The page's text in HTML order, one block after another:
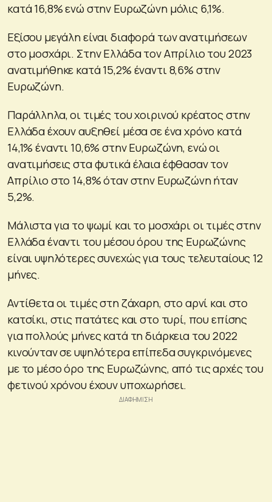
κατά 16,8% ενώ στην Ευρωζώνη μόλις 6,1%.
Εξίσου μεγάλη είναι διαφορά των ανατιμήσεων
στο μοσχάρι. Στην Ελλάδα τον Απρίλιο του 2023
ανατιμήθηκε κατά 15,2% έναντι 8,6% στην
Ευρωζώνη.
Παράλληλα, οι τιμές του χοιρινού κρέατος στην
Ελλάδα έχουν αυξηθεί μέσα σε ένα χρόνο κατά
14,1% έναντι 10,6% στην Ευρωζώνη, ενώ οι
ανατιμήσεις στα φυτικά έλαια έφθασαν τον
Απρίλιο στο 14,8% όταν στην Ευρωζώνη ήταν
5,2%.
Μάλιστα για το ψωμί και το μοσχάρι οι τιμές στην
Ελλάδα έναντι του μέσου όρου της Ευρωζώνης
είναι υψηλότερες συνεχώς για τους τελευταίους 12
μήνες.
Αντίθετα οι τιμές στη ζάχαρη, στο αρνί και στο
κατσίκι, στις πατάτες και στο τυρί, που επίσης
για πολλούς μήνες κατά τη διάρκεια του 2022
κινούνταν σε υψηλότερα επίπεδα συγκρινόμενες
με το μέσο όρο της Ευρωζώνης, από τις αρχές του
φετινού χρόνου έχουν υποχωρήσει.